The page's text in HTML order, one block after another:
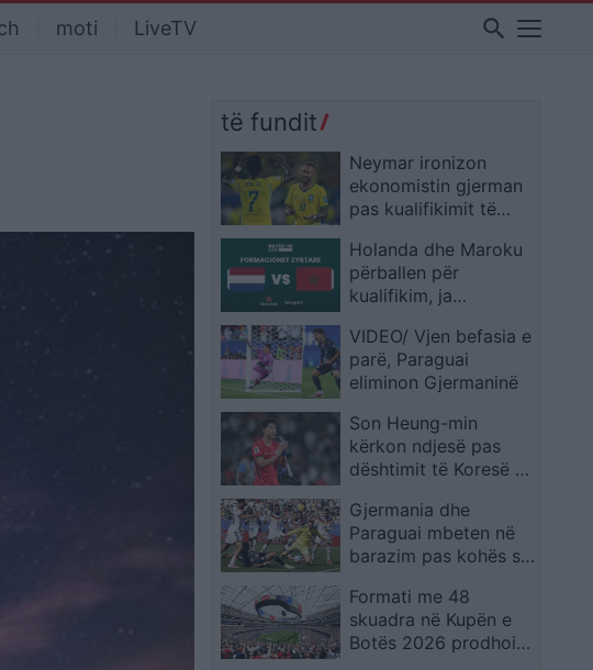
moti LiveTV search
të fundit
Neymar ironizon
ekonomistin gjerman
pas kualifikimit të
në Botërorin e
ardhshëm
Holanda dhe Maroku
përballen për
kualifikim, ja
VIDEO/ Vjen befasia e
parë, Paraguai
eliminon Gjermaninë
Son Heung-min
kërkon ndjesë pas
dështimit të Koresë së
shpreh dhimbjen që
ndiejmë
Gjermania dhe
Paraguai mbeten në
barazim pas kohës së
vendoset në
vazhdime
Formati me 48
skuadra në Kupën e
Botës 2026 prodhoi